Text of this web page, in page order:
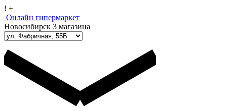
! +
Онлайн гипермаркет
Новосибирск 3 магазина